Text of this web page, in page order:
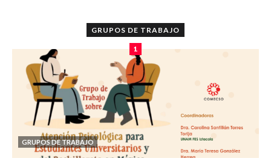
GRUPOS DE TRABAJO
1
GRUPOS DE TRABAJO